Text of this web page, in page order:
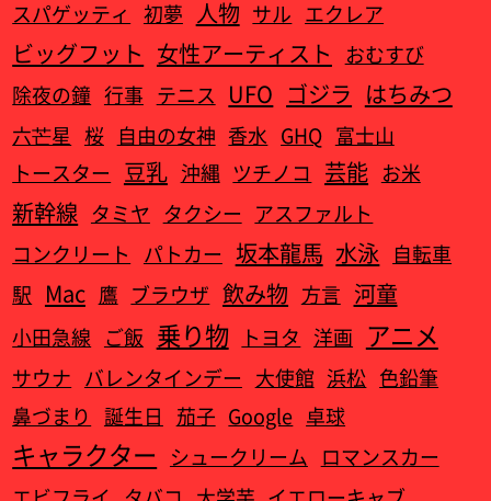
スパゲッティ 初夢 人物 サル エクレア
ビッグフット 女性アーティスト
おむすび
除夜の鐘 行事 テニス UFO ゴジラ はちみつ
六芒星 桜 自由の女神 香水 GHQ 富士山
トースター 豆乳 沖縄 ツチノコ 芸能 お米
新幹線 タミヤ タクシー アスファルト
コンクリート
パトカー 坂本龍馬 水泳 自転車
駅 Mac 鷹 ブラウザ 飲み物 方言 河童
小田急線 ご飯 乗り物 トヨタ 洋画 アニメ
サウナ バレンタインデー 大使館 浜松 色鉛筆
鼻づまり 誕生日 茄子 Google 卓球
キャラクター シュークリーム ロマンスカー